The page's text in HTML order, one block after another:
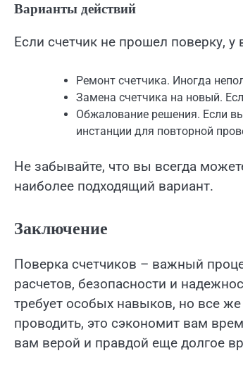
Варианты действий
Если счетчик не прошел поверку, у
Ремонт счетчика. Иногда
Замена счетчика на новый.
Обжалование решения. Если
инстанции для повторной
Не забывайте, что вы всегда
наиболее подходящий вариант.
Заключение
Поверка счетчиков – важный
расчетов, безопасности и
требует особых навыков, но все
проводить, это сэкономит вам
вам верой и правдой еще долгое